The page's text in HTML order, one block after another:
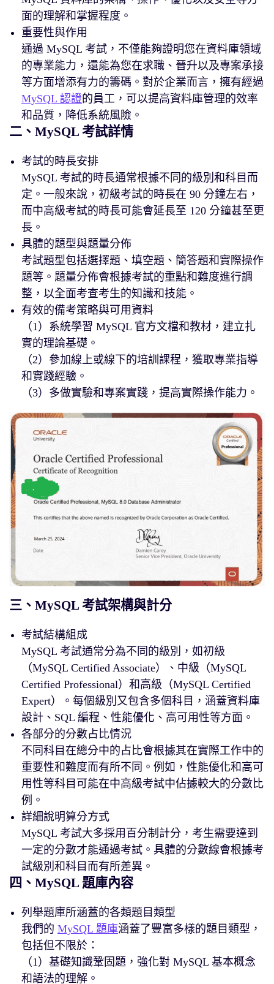
面的理解和掌握程度。
重要性與作用
通過 MySQL 考試，不僅能夠證明您在資料庫領域
的專業能力，還能為您在求職、晉升以及專案承接
等方面增添有力的籌碼。對於企業而言，擁有經過
MySQL 認證的員工，可以提高資料庫管理的效率
和品質，降低系統風險。
二、MySQL 考試詳情
考試的時長安排
MySQL 考試的時長通常根據不同的級別和科目而
定。一般來說，初級考試的時長在 90 分鐘左右，
而中高級考試的時長可能會延長至 120 分鐘甚至更
長。
具體的題型與題量分佈
考試題型包括選擇題、填空題、簡答題和實際操作
題等。題量分佈會根據考試的重點和難度進行調
整，以全面考查考生的知識和技能。
有效的備考策略與可用資料
（1）系統學習 MySQL 官方文檔和教材，建立扎
實的理論基礎。
（2）參加線上或線下的培訓課程，獲取專業指導
和實踐經驗。
（3）多做實驗和專案實踐，提高實際操作能力。
三、MySQL 考試架構與計分
考試結構組成
MySQL 考試通常分為不同的級別，如初級
（MySQL Certified Associate）、中級（MySQL
Certified Professional）和高級（MySQL Certified
Expert）。每個級別又包含多個科目，涵蓋資料庫
設計、SQL 編程、性能優化、高可用性等方面。
各部分的分數占比情況
不同科目在總分中的占比會根據其在實際工作中的
重要性和難度而有所不同。例如，性能優化和高可
用性等科目可能在中高級考試中佔據較大的分數比
例。
詳細說明算分方式
MySQL 考試大多採用百分制計分，考生需要達到
一定的分數才能通過考試。具體的分數線會根據考
試級別和科目而有所差異。
四、MySQL 題庫內容
列舉題庫所涵蓋的各類題目類型
我們的 MySQL 題庫涵蓋了豐富多樣的題目類型，
包括但不限於：
（1）基礎知識鞏固題，強化對 MySQL 基本概念
和語法的理解。